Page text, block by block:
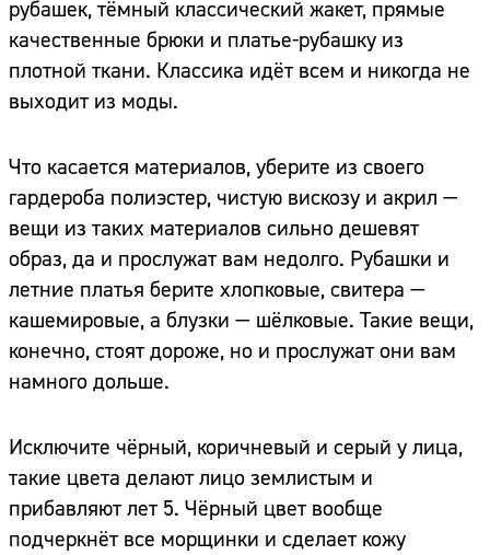
рубашек, тёмный классический жакет, прямые
качественные брюки и платье-рубашку из
плотной ткани. Классика идёт всем и никогда не
выходит из моды.
Что касается материалов, уберите из своего
гардероба полиэстер, чистую вискозу и акрил —
вещи из таких материалов сильно дешевят
образ, да и прослужат вам недолго. Рубашки и
летние платья берите хлопковые, свитера —
кашемировые, а блузки — шёлковые. Такие вещи,
конечно, стоят дороже, но и прослужат они вам
намного дольше.
Исключите чёрный, коричневый и серый у лица,
такие цвета делают лицо землистым и
прибавляют лет 5. Чёрный цвет вообще
подчеркнёт все морщинки и сделает кожу